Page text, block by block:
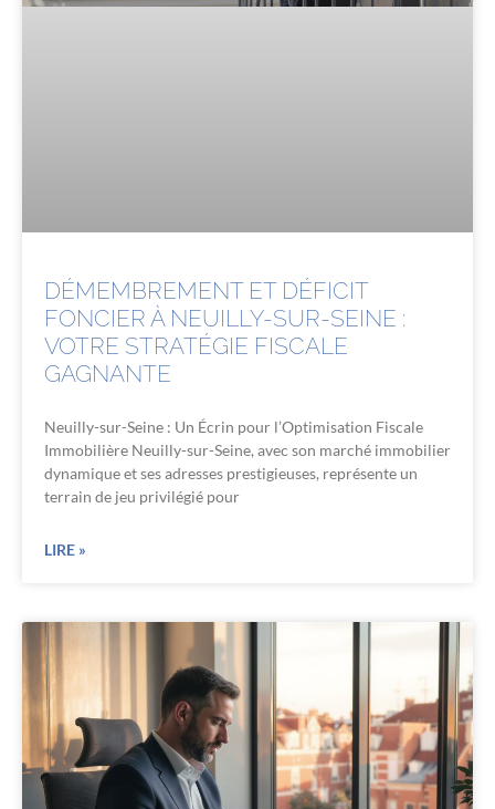
DÉMEMBREMENT ET DÉFICIT
FONCIER À NEUILLY-SUR-SEINE :
VOTRE STRATÉGIE FISCALE
GAGNANTE
Neuilly-sur-Seine : Un Écrin pour l’Optimisation Fiscale
Immobilière Neuilly-sur-Seine, avec son marché immobilier
dynamique et ses adresses prestigieuses, représente un
terrain de jeu privilégié pour
LIRE »